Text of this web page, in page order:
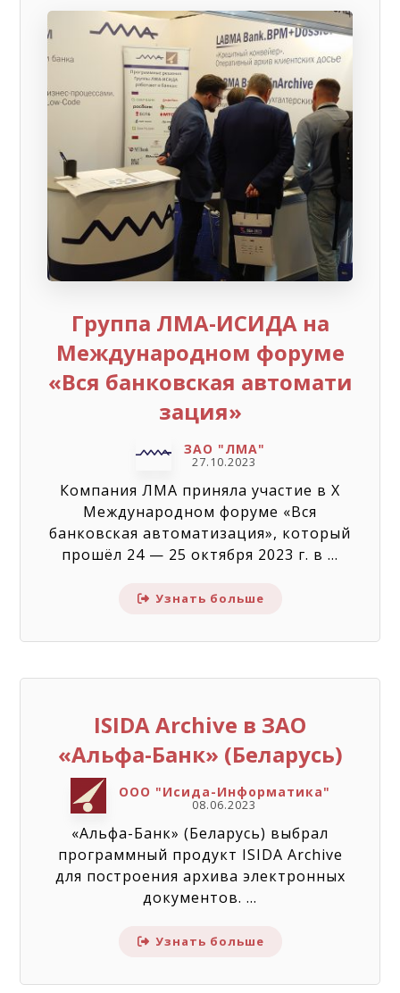
Группа ЛМА-ИСИДА на
Международном форуме
«Вся банковская автомати
зация»
ЗАО "ЛМА"
27.10.2023
Компания ЛМА приняла участие в X
Международном форуме «Вся
банковская автоматизация», который
прошёл 24 — 25 октября 2023 г. в ...
Узнать больше
ISIDA Archive в ЗАО
«Альфа-Банк» (Беларусь)
ООО "Исида-Информатика"
08.06.2023
«Альфа-Банк» (Беларусь) выбрал
программный продукт ISIDA Archive
для построения архива электронных
документов. ...
Узнать больше